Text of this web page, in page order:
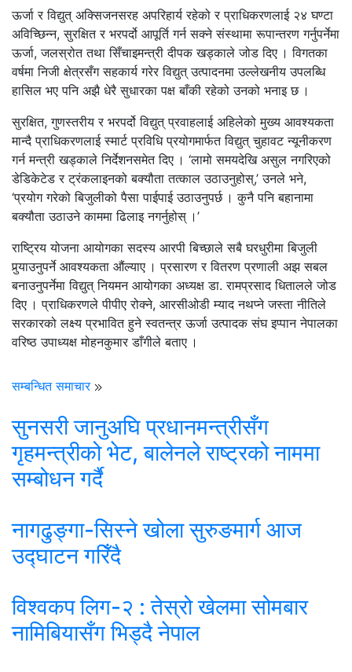
ऊर्जा र विद्युत् अक्सिजनसरह अपरिहार्य रहेको र प्राधिकरणलाई २४ घण्टा
अविच्छिन्न, सुरक्षित र भरपर्दो आपूर्ति गर्न सक्ने संस्थामा रूपान्तरण गर्नुपर्नेमा
ऊर्जा, जलस्रोत तथा सिँचाइमन्त्री दीपक खड्काले जोड दिए । विगतका
वर्षमा निजी क्षेत्रसँग सहकार्य गरेर विद्युत् उत्पादनमा उल्लेखनीय उपलब्धि
हासिल भए पनि अझै धेरै सुधारका पक्ष बाँकी रहेको उनको भनाइ छ ।
सुरक्षित, गुणस्तरीय र भरपर्दो विद्युत् प्रवाहलाई अहिलेको मुख्य आवश्यकता
मान्दै प्राधिकरणलाई स्मार्ट प्रविधि प्रयोगमार्फत विद्युत् चुहावट न्यूनीकरण
गर्न मन्त्री खड्काले निर्देशनसमेत दिए । ‘लामो समयदेखि असुल नगरिएको
डेडिकेटेड र ट्रंकलाइनको बक्यौता तत्काल उठाउनुहोस्,’ उनले भने,
‘प्रयोग गरेको बिजुलीको पैसा पाईपाई उठाउनुपर्छ । कुनै पनि बहानामा
बक्यौता उठाउने काममा ढिलाइ नगर्नुहोस् ।’
राष्ट्रिय योजना आयोगका सदस्य आरपी बिच्छाले सबै घरधुरीमा बिजुली
पुर्‍याउनुपर्ने आवश्यकता औंल्याए । प्रसारण र वितरण प्रणाली अझ सबल
बनाउनुपर्नेमा विद्युत् नियमन आयोगका अध्यक्ष डा. रामप्रसाद धितालले जोड
दिए । प्राधिकरणले पीपीए रोक्ने, आरसीओडी म्याद नथप्ने जस्ता नीतिले
सरकारको लक्ष्य प्रभावित हुने स्वतन्त्र ऊर्जा उत्पादक संघ इप्पान नेपालका
वरिष्ठ उपाध्यक्ष मोहनकुमार डाँगीले बताए ।
सम्बन्धित समाचार
सुनसरी जानुअघि प्रधानमन्त्रीसँग
गृहमन्त्रीको भेट, बालेनले राष्ट्रको नाममा
सम्बोधन गर्दै
नागढुङ्गा-सिस्ने खोला सुरुङमार्ग आज
उद्घाटन गरिँदै
विश्वकप लिग-२ : तेस्रो खेलमा सोमबार
नामिबियासँग भिड्दै नेपाल